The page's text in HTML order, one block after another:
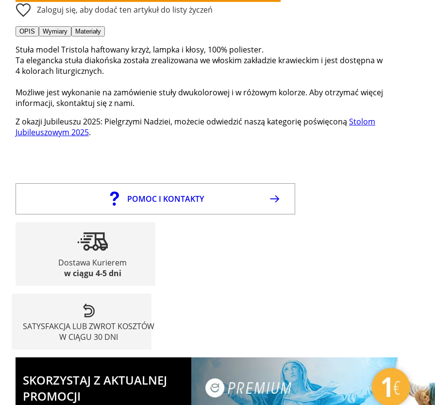
Zaloguj się, aby dodać ten artykuł do listy życzeń
OPIS Wymiary Materiały
Stuła model Tristola haftowany krzyż, lampka i kłosy, 100% poliester.
Ta elegancka stuła diakońska została zrealizowana we włoskim zakładzie krawieckim i jest dostępna w
4 kolorach liturgicznych.
Możliwe jest wykonanie na zamówienie stuły dwukolorowej i w różowym kolorze. Aby otrzymać więcej
informacji, skontaktuj się z nami.
Z okazji Jubileuszu 2025: Pielgrzymi Nadziei, możecie odwiedzić naszą kategorię poświęconą Stolom
Jubileuszowym 2025.
POMOC I KONTAKTY
Dostawa Kurierem
w ciągu 4-5 dni
SATYSFAKCJA LUB ZWROT KOSZTÓW
W CIĄGU 30 DNI
SKORZYSTAJ Z AKTUALNEJ
PROMOCJI